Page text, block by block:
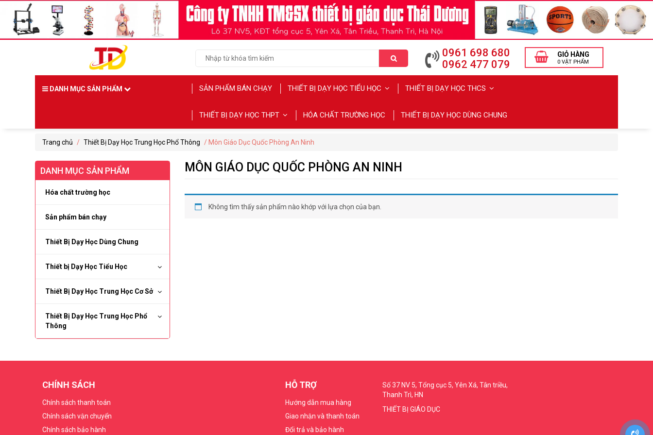
0961 698 680
0962 477 079
GIỎ HÀNG
0 VẬT PHẨM
DANH MỤC SẢN PHẨM SẢN PHẨM BÁN CHẠY THIẾT BỊ DẠY HỌC TIỂU HỌC THIẾT BỊ DẠY HỌC THCS
THIẾT BỊ DẠY HỌC THPT HÓA CHẤT TRƯỜNG HỌC THIẾT BỊ DẠY HỌC DÙNG CHUNG
Trang chủ / Thiết Bị Dạy Học Trung Học Phổ Thông / Môn Giáo Dục Quốc Phòng An Ninh
DANH MỤC SẢN PHẨM
Hóa chất trường học
Sản phẩm bán chạy
Thiết Bị Dạy Học Dùng Chung
Thiết bị Dạy Học Tiểu Học
Thiết Bị Dạy Học Trung Học Cơ Sở
Thiết Bị Dạy Học Trung Học Phổ
Thông
MÔN GIÁO DỤC QUỐC PHÒNG AN NINH
Không tìm thấy sản phẩm nào khớp với lựa chọn của bạn.
CHÍNH SÁCH
Chính sách thanh toán
Chính sách vận chuyển
Chính sách bảo hành
HỖ TRỢ
Hướng dẫn mua hàng
Giao nhận và thanh toán
Đổi trả và bảo hành
Số 37 NV 5, Tổng cục 5, Yên Xá, Tân triều,
Thanh Trì, HN
THIẾT BỊ GIÁO DỤC